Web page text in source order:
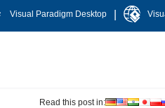
Visual Paradigm Desktop
Read this post in: